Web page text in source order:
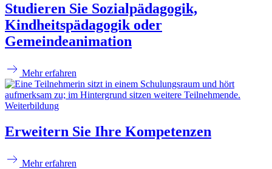
Studieren Sie Sozialpädagogik,
Kindheitspädagogik oder
Gemeindeanimation
Mehr erfahren
Weiterbildung
Erweitern Sie Ihre Kompetenzen
Mehr erfahren